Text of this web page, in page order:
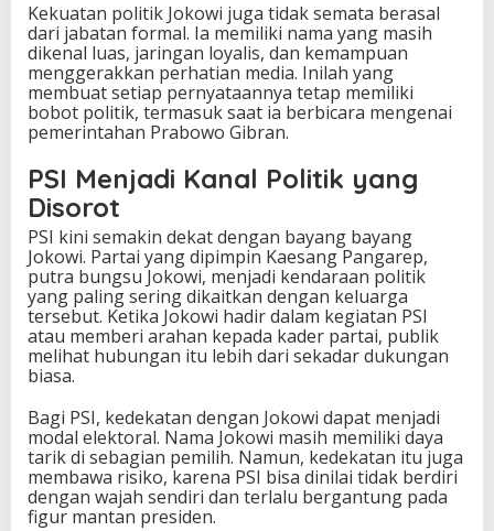
Kekuatan politik Jokowi juga tidak semata berasal
dari jabatan formal. Ia memiliki nama yang masih
dikenal luas, jaringan loyalis, dan kemampuan
menggerakkan perhatian media. Inilah yang
membuat setiap pernyataannya tetap memiliki
bobot politik, termasuk saat ia berbicara mengenai
pemerintahan Prabowo Gibran.
PSI Menjadi Kanal Politik yang
Disorot
PSI kini semakin dekat dengan bayang bayang
Jokowi. Partai yang dipimpin Kaesang Pangarep,
putra bungsu Jokowi, menjadi kendaraan politik
yang paling sering dikaitkan dengan keluarga
tersebut. Ketika Jokowi hadir dalam kegiatan PSI
atau memberi arahan kepada kader partai, publik
melihat hubungan itu lebih dari sekadar dukungan
biasa.
Bagi PSI, kedekatan dengan Jokowi dapat menjadi
modal elektoral. Nama Jokowi masih memiliki daya
tarik di sebagian pemilih. Namun, kedekatan itu juga
membawa risiko, karena PSI bisa dinilai tidak berdiri
dengan wajah sendiri dan terlalu bergantung pada
figur mantan presiden.